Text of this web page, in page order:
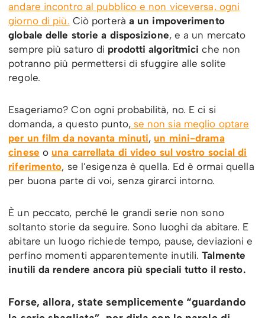
andare incontro al pubblico e non viceversa, ogni
giorno di più. Ciò porterà a un impoverimento
globale delle storie a disposizione, e a un mercato
sempre più saturo di prodotti algoritmiciche non
potranno più permettersi di sfuggire alle solite
regole.
Esageriamo? Con ogni probabilità, no. E ci si
domanda, a questo punto,se non sia meglio optare
per un film da novanta minuti, un mini-drama
cinese o una carrellata di video sul vostro social di
riferimento, se l’esigenza è quella. Ed è ormai quella
per buona parte di voi, senza girarci intorno.
È un peccato, perché le grandi serie non sono
soltanto storie da seguire. Sono luoghi da abitare. E
abitare un luogo richiede tempo, pause, deviazioni e
perfino momenti apparentemente inutili. Talmente
inutili da rendere ancora più speciali tutto il resto.
Forse, allora, state semplicemente “guardando